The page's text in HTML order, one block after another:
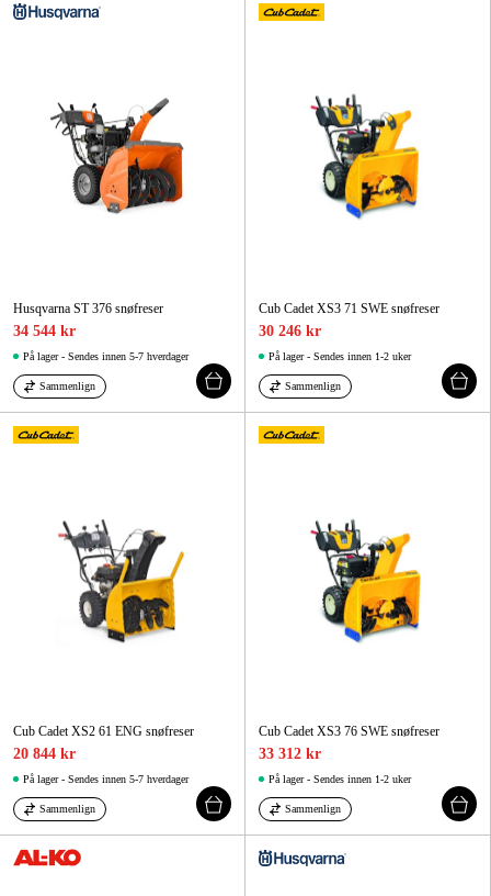
Husqvarna ST 376 snøfreser
34 544 kr
På lager - Sendes innen 5-7 hverdager
Sammenlign
Cub Cadet XS3 71 SWE snøfreser
30 246 kr
På lager - Sendes innen 1-2 uker
Sammenlign
Cub Cadet XS2 61 ENG snøfreser
20 844 kr
På lager - Sendes innen 5-7 hverdager
Sammenlign
Cub Cadet XS3 76 SWE snøfreser
33 312 kr
På lager - Sendes innen 1-2 uker
Sammenlign